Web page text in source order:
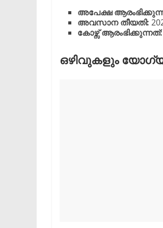
അപേക്ഷ
അവസാന തീയതി:
കോഴ്സ് ആരംഭിക്കുന്നത്:
ഒഴിവുകളും